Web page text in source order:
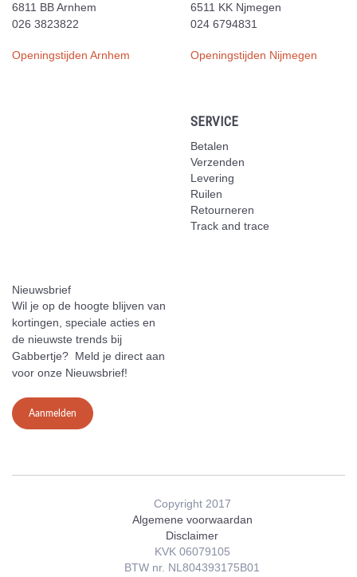
6811 BB Arnhem
026 3823822
Openingstijden Arnhem
6511 KK Njmegen
024 6794831
Openingstijden Nijmegen
SERVICE
Betalen
Verzenden
Levering
Ruilen
Retourneren
Track and trace
Nieuwsbrief
Wil je op de hoogte blijven van
kortingen, speciale acties en
de nieuwste trends bij
Gabbertje? Meld je direct aan
voor onze Nieuwsbrief!
Aanmelden
Copyright 2017
Algemene voorwaardan
Disclaimer
KVK 06079105
BTW nr. NL804393175B01